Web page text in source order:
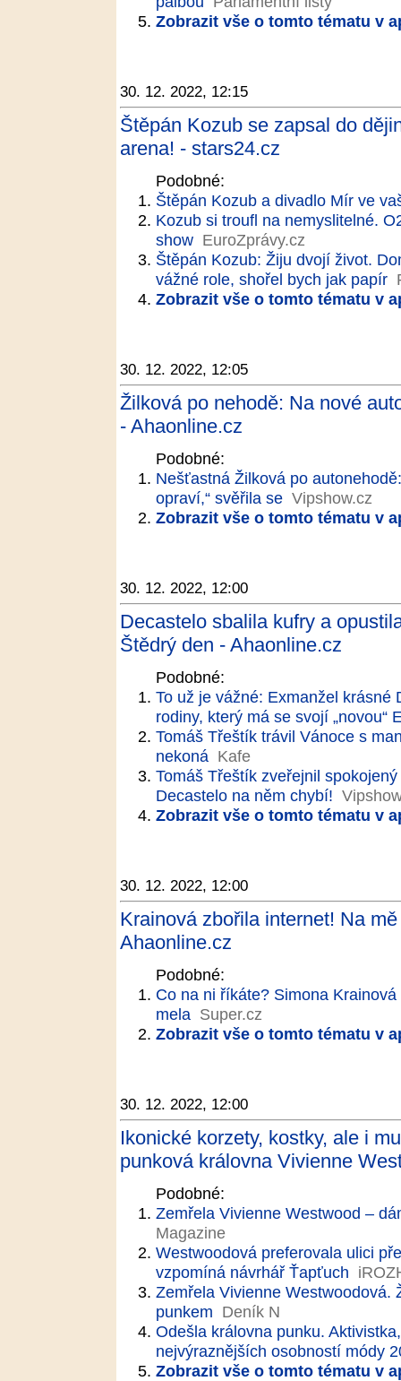
Zobrazit vše o tomto tématu v
30. 12. 2022, 12:15
Štěpán Kozub se zapsal do
arena! - stars24.cz
Podobné:
Štěpán Kozub a divadlo Mír ve
Kozub si troufl na nemyslitelné.
show EuroZprávy.cz
Štěpán Kozub: Žiju dvojí život.
vážné role, shořel bych jak papír
Zobrazit vše o tomto tématu v
30. 12. 2022, 12:05
Žilková po nehodě: Na nové
- Ahaonline.cz
Podobné:
Nešťastná Žilková po
opraví,“ svěřila se Vipshow.cz
Zobrazit vše o tomto tématu v
30. 12. 2022, 12:00
Decastelo sbalila kufry a
Štědrý den - Ahaonline.cz
Podobné:
To už je vážné: Exmanžel
rodiny, který má se svojí „novou“
Tomáš Třeštík trávil Vánoce s
nekoná Kafe
Tomáš Třeštík zveřejnil
Decastelo na něm chybí!
Zobrazit vše o tomto tématu v
30. 12. 2022, 12:00
Krainová zbořila internet! Na
Ahaonline.cz
Podobné:
Co na ni říkáte? Simona
mela Super.cz
Zobrazit vše o tomto tématu v
30. 12. 2022, 12:00
Ikonické korzety, kostky, ale i
punková královna Vivienne
Podobné:
Zemřela Vivienne Westwood –
Magazine
Westwoodová preferovala ulici
vzpomíná návrhář Ťapťuch
Zemřela Vivienne Westwoodová.
punkem Deník N
Odešla královna punku.
nejvýraznějších osobností módy
Zobrazit vše o tomto tématu v